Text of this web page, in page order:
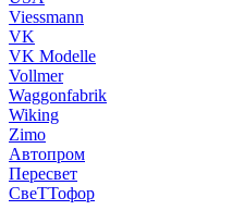
Viessmann
VK
VK Modelle
Vollmer
Waggonfabrik
Wiking
Zimo
Автопром
Пересвет
СвеТТофор